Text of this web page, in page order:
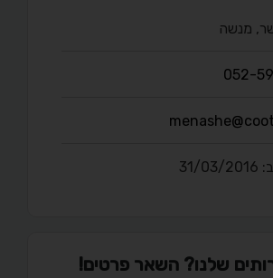
מנשה
052-
שלנו? השאר פרטים!